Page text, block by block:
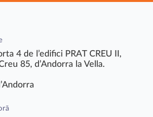
4 de l’edifici PRAT CREU II,
85, d’Andorra la Vella.